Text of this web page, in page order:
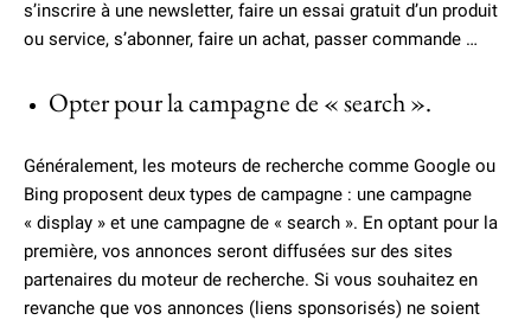
s’inscrire à une newsletter, faire un essai gratuit d’un produit
ou service, s’abonner, faire un achat, passer commande …
Opter pour la campagne de « search ».
Généralement, les moteurs de recherche comme Google ou
Bing proposent deux types de campagne : une campagne
« display » et une campagne de « search ». En optant pour la
première, vos annonces seront diffusées sur des sites
partenaires du moteur de recherche. Si vous souhaitez en
revanche que vos annonces (liens sponsorisés) ne soient